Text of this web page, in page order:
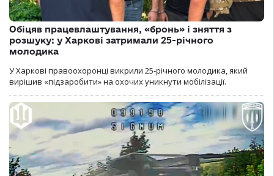
Обіцяв працевлаштування, «бронь» і зняття з
розшуку: у Харкові затримали 25-річного
молодика
У Харкові правоохоронці викрили 25-річного молодика, який
вирішив «підзаробити» на охочих уникнути мобілізації.